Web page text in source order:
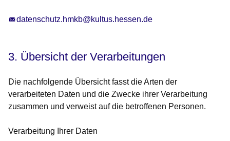
datenschutz.hmkb@kultus.hessen.de
3. Übersicht der Verarbeitungen
Die nachfolgende Übersicht fasst die Arten der
verarbeiteten Daten und die Zwecke ihrer Verarbeitung
zusammen und verweist auf die betroffenen Personen.
Verarbeitung Ihrer Daten